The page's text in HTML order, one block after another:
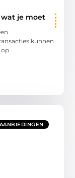
wat je moet
kunnen
op
AANBIEDINGEN